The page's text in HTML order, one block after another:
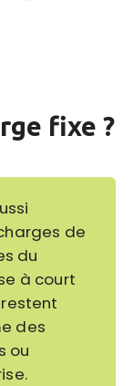
fixe ?
de
du
à court
des
ou